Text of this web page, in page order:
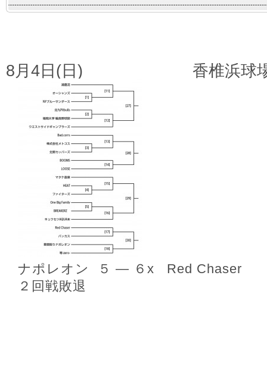
8月4日(日) 香椎浜球
ナポレオン ５ ― ６x Red Chaser
２回戦敗退